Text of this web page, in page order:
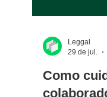
Leggal
29 de jul.